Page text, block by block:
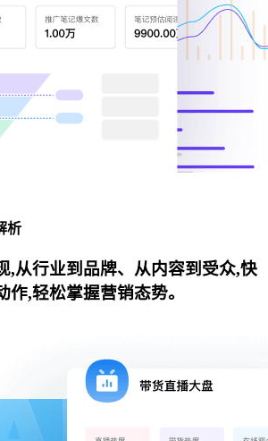
析
,从行业到品牌、从内容到受众,快
作,轻松掌握营销态势。